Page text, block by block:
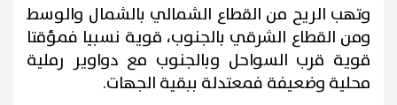
وتهب الريح من القطاع الشمالي بالشمال والوسط
ومن القطاع الشرقي بالجنوب، قوية نسبيا فمؤقتا
قوية قرب السواحل وبالجنوب مع دواوير رملية
محلية وضعيفة فمعتدلة ببقية الجهات.